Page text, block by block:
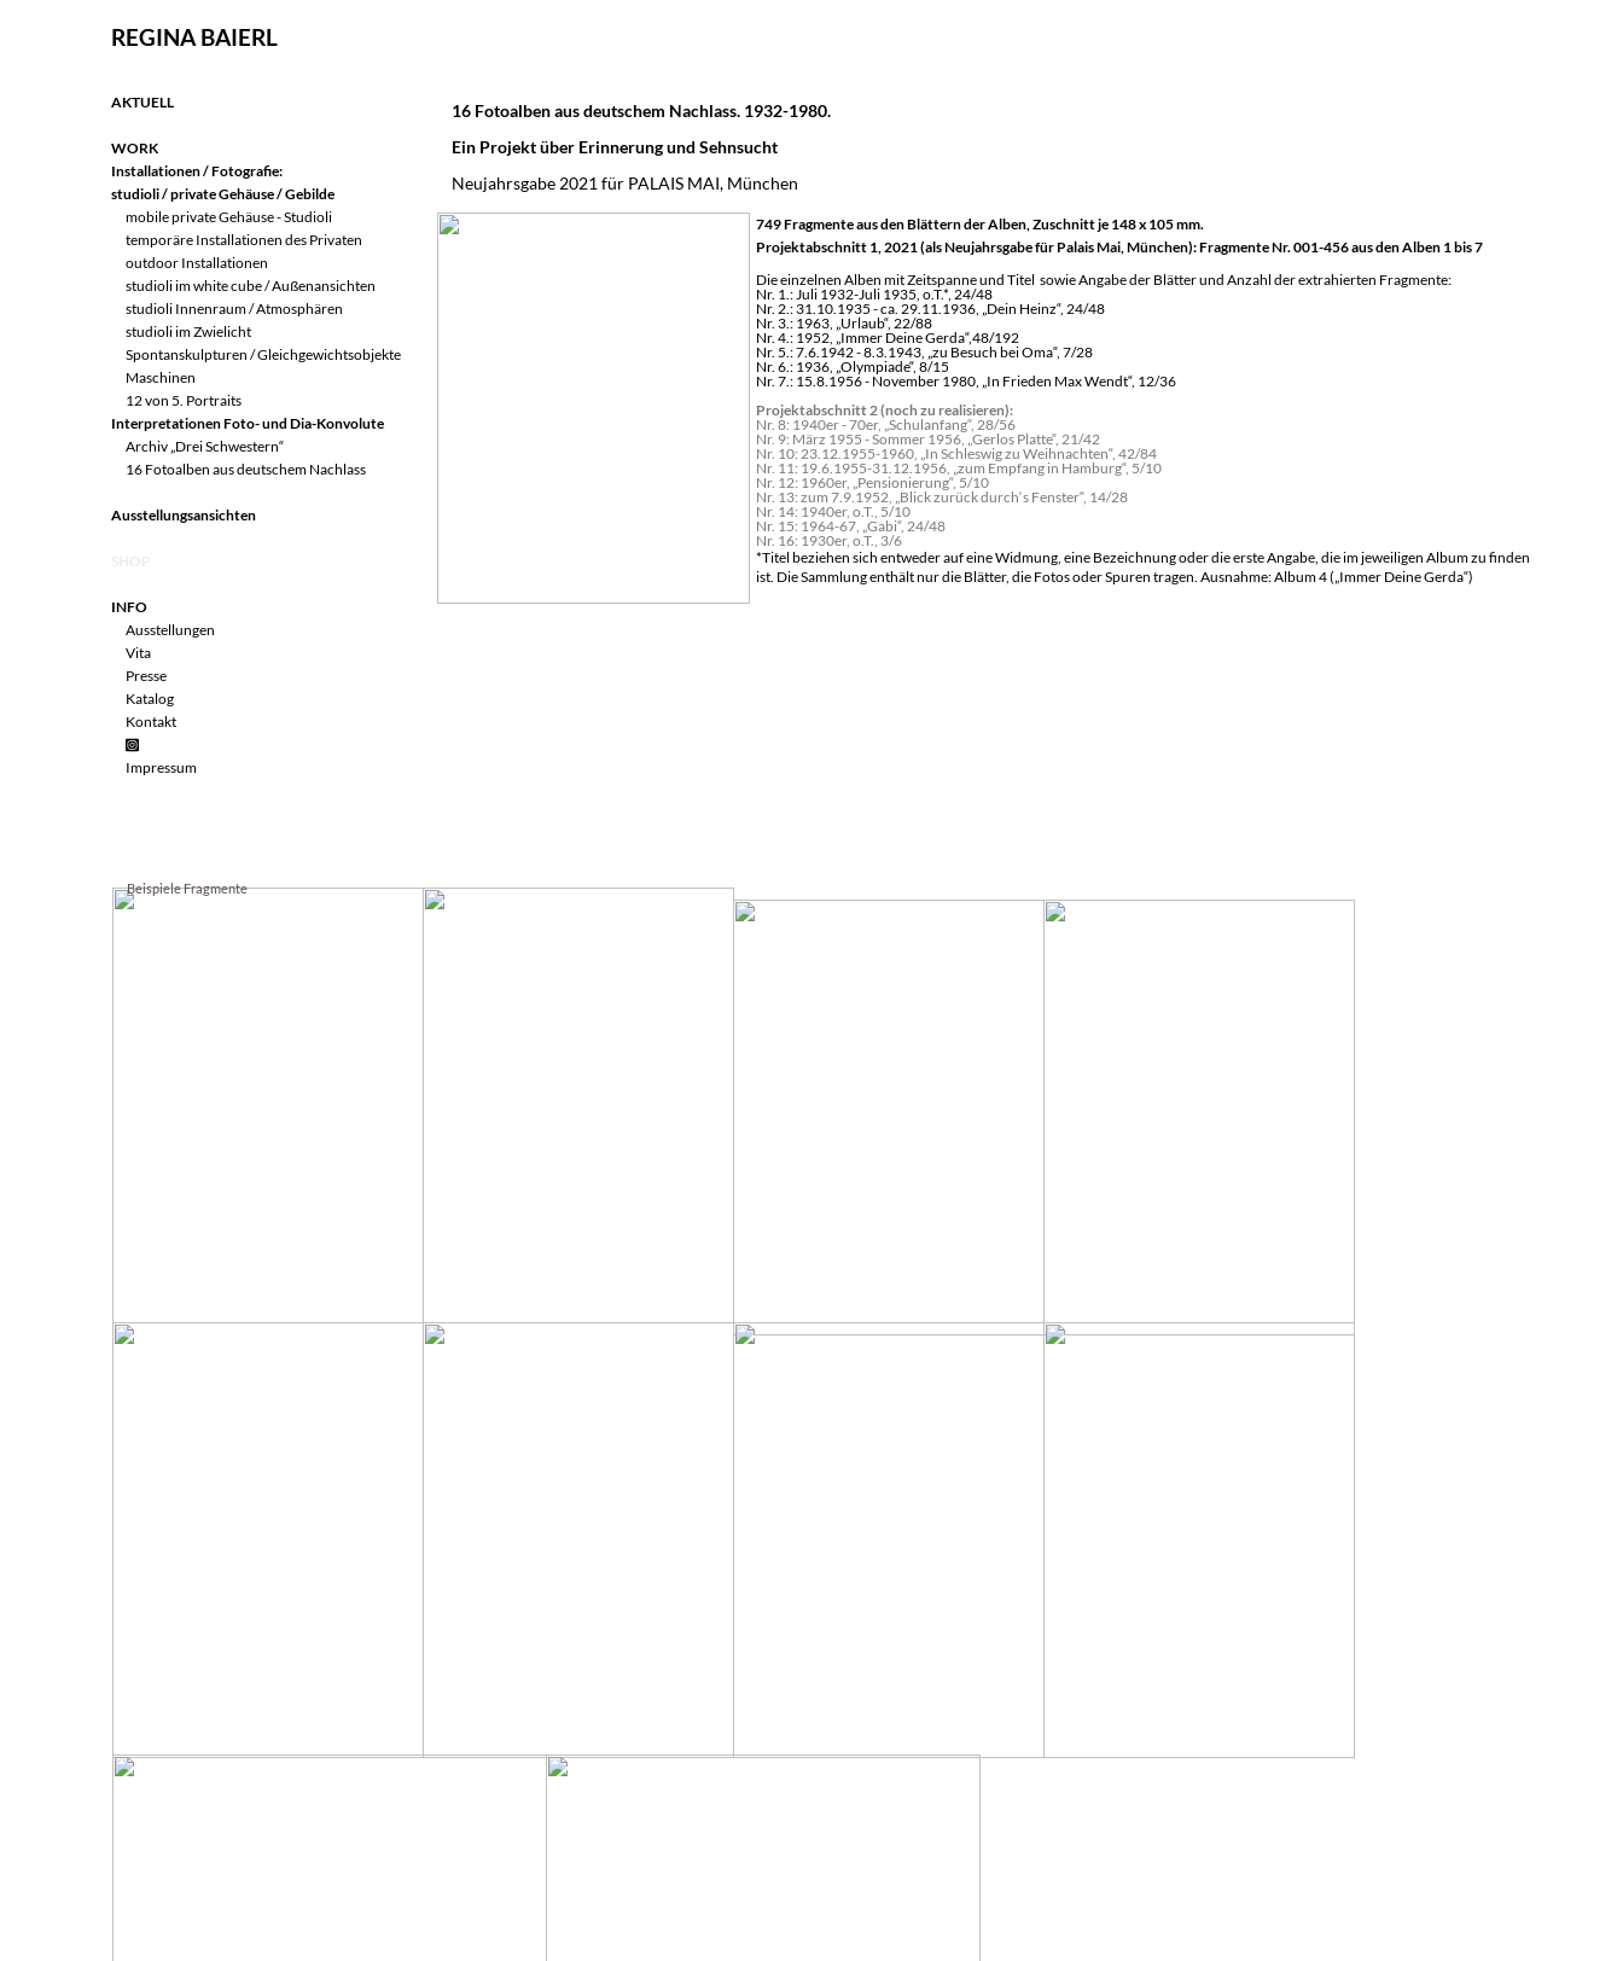
REGINA BAIERL
AKTUELL
WORK
Installationen / Fotografie:
studioli / private Gehäuse / Gebilde
mobile private Gehäuse - Studioli
temporäre Installationen des Privaten
outdoor Installationen
studioli im white cube / Außenansichten
studioli Innenraum / Atmosphären
studioli im Zwielicht
Spontanskulpturen / Gleichgewichtsobjekte
Maschinen
12 von 5. Portraits
Interpretationen Foto- und Dia-Konvolute
Archiv „Drei Schwestern“
16 Fotoalben aus deutschem Nachlass
Ausstellungsansichten
INFO
Ausstellungen
Vita
Presse
Katalog
Kontakt
Impressum
Beispiele Fragmente
16 Fotoalben aus deutschem Nachlass. 1932-1980.
Ein Projekt über Erinnerung und Sehnsucht
Neujahrsgabe 2021 für PALAIS MAI, München
749 Fragmente aus den Blättern der Alben, Zuschnitt je 148 x 105 mm.
Projektabschnitt 1, 2021(als Neujahrsgabe für Palais Mai, München): Fragmente Nr. 001-456 aus den Alben 1 bis 7
Die einzelnen Alben mit Zeitspanne und Titel sowie Angabe der Blätter und Anzahl der extrahierten Fragmente:
Nr. 1.: Juli 1932-Juli 1935, o.T.*, 24/48
Nr. 2.: 31.10.1935 - ca. 29.11.1936, „Dein Heinz“, 24/48
Nr. 3.: 1963, „Urlaub“, 22/88
Nr. 4.: 1952, „Immer Deine Gerda“,48/192
Nr. 5.: 7.6.1942 - 8.3.1943, „zu Besuch bei Oma“, 7/28
Nr. 6.: 1936, „Olympiade“, 8/15
Nr. 7.: 15.8.1956 - November 1980, „In Frieden Max Wendt“, 12/36
Projektabschnitt 2 (noch zu realisieren):
Nr. 8: 1940er - 70er, „Schulanfang“, 28/56
Nr. 9: März 1955 - Sommer 1956, „Gerlos Platte“, 21/42
Nr. 10: 23.12.1955-1960, „In Schleswig zu Weihnachten“, 42/84
Nr. 11: 19.6.1955-31.12.1956, „zum Empfang in Hamburg“, 5/10
Nr. 12: 1960er, „Pensionierung“, 5/10
Nr. 13: zum 7.9.1952, „Blick zurück durch‘s Fenster“, 14/28
Nr. 14: 1940er, o.T., 5/10
Nr. 15: 1964-67, „Gabi“, 24/48
Nr. 16: 1930er, o.T., 3/6
*Titel beziehen sich entweder auf eine Widmung, eine Bezeichnung oder die erste Angabe, die im jeweiligen Album zu finden
ist. Die Sammlung enthält nur die Blätter, die Fotos oder Spuren tragen. Ausnahme: Album 4 („Immer Deine Gerda“)